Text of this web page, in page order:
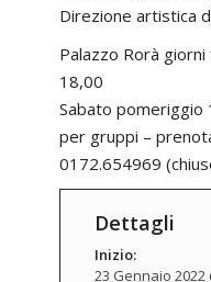
Direzione artistica
Palazzo Rorà
18,00
Sabato pomeriggio
per gruppi –
0172.654969
Dettagli
Inizio:
23 Gennaio 2022